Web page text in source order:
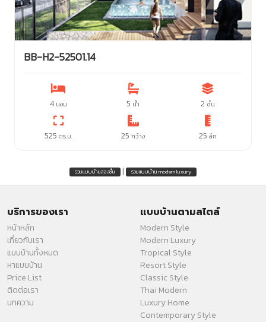
BB-H2-52501.14
4 นอน 5 น้ำ 2 ชั้น
525 ตร.ม. 25 กว้าง 25 ลึก
รวมแบบบ้านสองชั้น | รวมแบบบ้าน modern luxury
บริการของเรา
หน้าหลัก
เกี่ยวกับเรา
แบบบ้านทั้งหมด
หาแบบบ้าน
Price List
ติดต่อเรา
บทความ
แบบบ้านตามสไตล์
Modern Style
Modern Luxury
Tropical Style
Resort Style
Classic Style
Thai Modern
Luxury Home
Contemporary Style